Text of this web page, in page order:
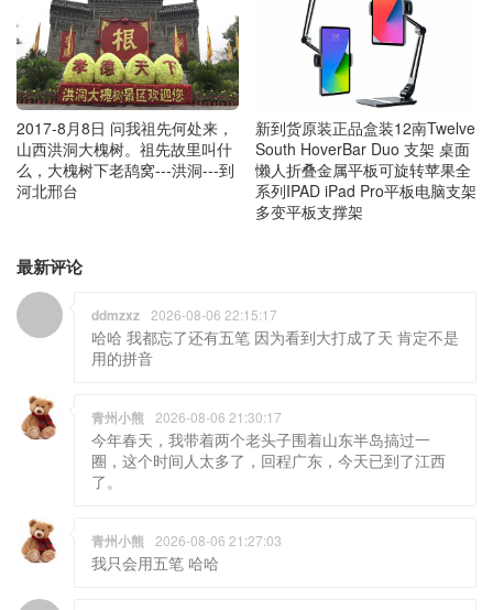
2017-8月8日 问我祖先何处来，
山西洪洞大槐树。祖先故里叫什
么，大槐树下老鸹窝---洪洞---到
河北邢台
新到货原装正品盒装12南Twelve
South HoverBar Duo 支架 桌面
懒人折叠金属平板可旋转苹果全
系列IPAD iPad Pro平板电脑支架
多变平板支撑架
最新评论
ddmzxz 2026-08-06 22:15:17
哈哈 我都忘了还有五笔 因为看到大打成了天 肯定不是
用的拼音
青州小熊 2026-08-06 21:30:17
今年春天，我带着两个老头子围着山东半岛搞过一
圈，这个时间人太多了，回程广东，今天已到了江西
了。
青州小熊 2026-08-06 21:27:03
我只会用五笔 哈哈